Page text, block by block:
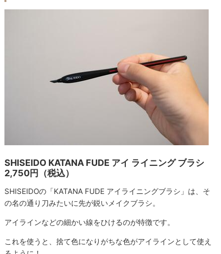
SHISEIDO KATANA FUDE アイ ライニング ブラシ
2,750円（税込）
SHISEIDOの「KATANA FUDE アイライニングブラシ」は、そ
の名の通り刀みたいに先が鋭いメイクブラシ。
アイラインなどの細かい線をひけるのが特徴です。
これを使うと、捨て色になりがちな色がアイラインとして使え